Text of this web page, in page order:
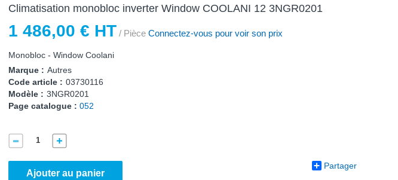
Climatisation monobloc inverter Window COOLANI 12 3NGR0201
1 486,00 € HT / Pièce Connectez-vous pour voir son prix
Monobloc - Window Coolani
Marque : Autres
Code article : 03730116
Modèle : 3NGR0201
Page catalogue : 052
Ajouter au panier
Partager